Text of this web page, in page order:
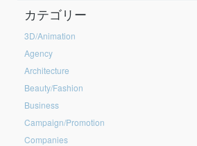
カテゴリー
3D/Animation
Agency
Architecture
Beauty/Fashion
Business
Campaign/Promotion
Companies